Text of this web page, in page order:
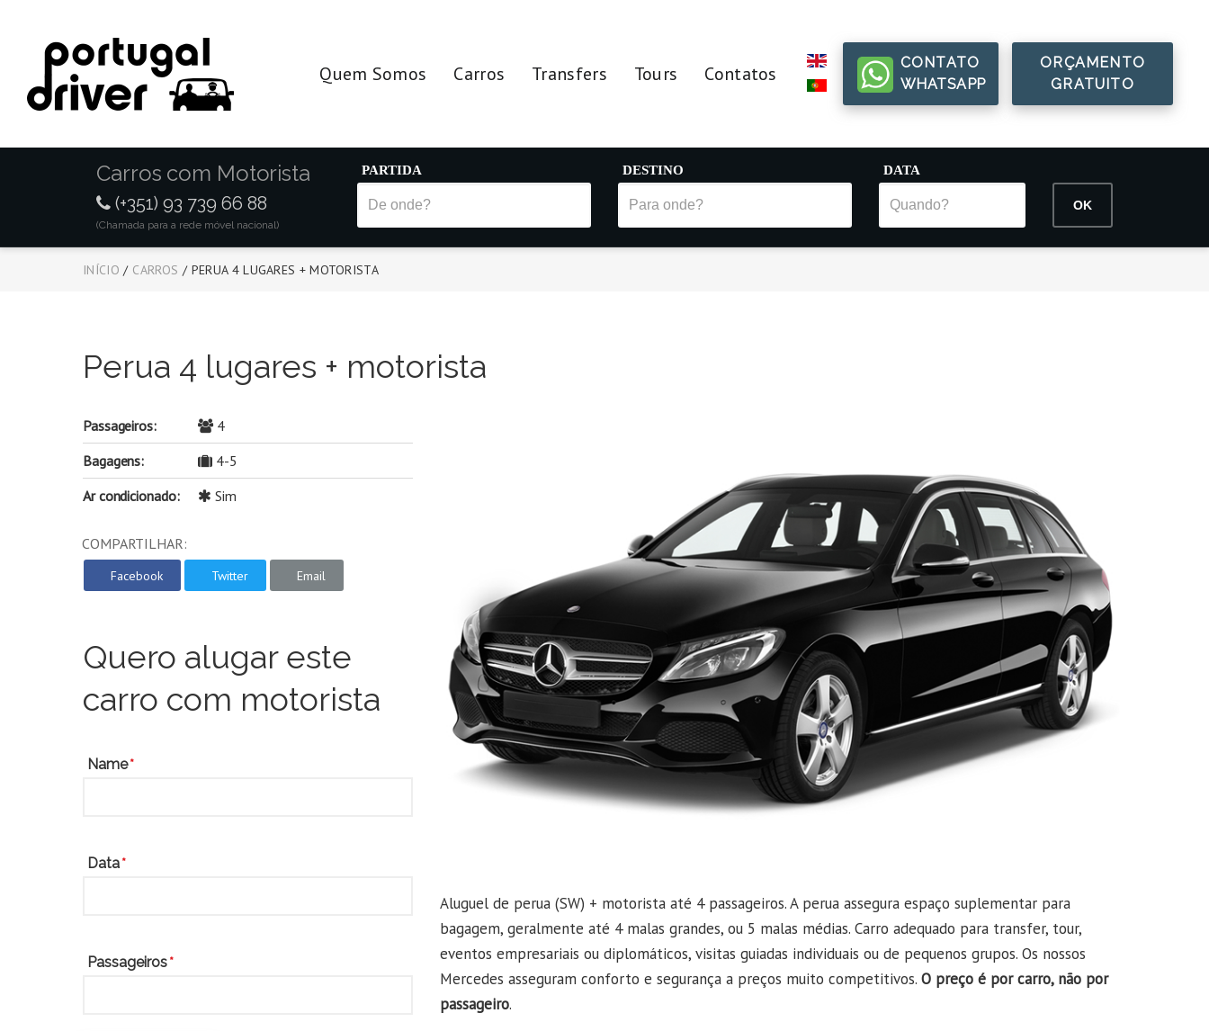
Quem Somos Carros Transfers Tours Contatos
CONTATO
WHATSAPP
ORÇAMENTO
GRATUITO
Carros com Motorista
(+351) 93 739 66 88
(Chamada para a rede móvel nacional)
PARTIDA DESTINO DATA
INÍCIO / CARROS / PERUA 4 LUGARES + MOTORISTA
Perua 4 lugares + motorista
Passageiros:
4
Bagagens:
4-5
Ar condicionado:
Sim
COMPARTILHAR:
Facebook Twitter Email
Quero alugar este
carro com motorista
Name
Data
Passageiros
Aluguel de perua (SW) + motorista até 4 passageiros. A perua assegura espaço suplementar para
bagagem, geralmente até 4 malas grandes, ou 5 malas médias. Carro adequado para transfer, tour,
eventos empresariais ou diplomáticos, visitas guiadas individuais ou de pequenos grupos. Os nossos
Mercedes asseguram conforto e segurança a preços muito competitivos. O preço é por carro, não por
passageiro.